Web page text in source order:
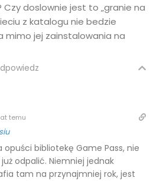
doslownie jest to „granie na
z katalogu nie bedzie
mimo jej zainstalowania na
temu
opuści bibliotekę Game Pass, nie
odpalić. Niemniej jednak
tam na przynajmniej rok, jest